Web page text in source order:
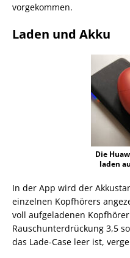
vorgekommen.
Laden und Akku
Die
laden
In der App wird der
einzelnen Kopfhörers
voll aufgeladenen
Rauschunterdrückung 3,5
das Lade-Case leer ist,